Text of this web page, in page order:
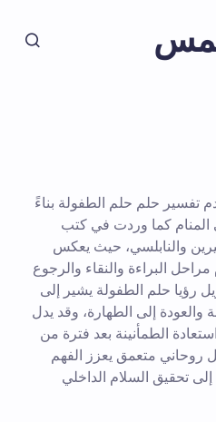
تفسير حلم حلم الطفولة بناءً
المنام كما وردت في كتب
والنابلسي، حيث يعكس
البراءة والنقاء والرجوع
رؤيا حلم الطفولة يشير إلى
والعودة إلى الطهارة، وقد يدل
الطمأنينة بعد فترة من
روحاني متعمق يعزز الفهم
تحقيق السلام الداخلي